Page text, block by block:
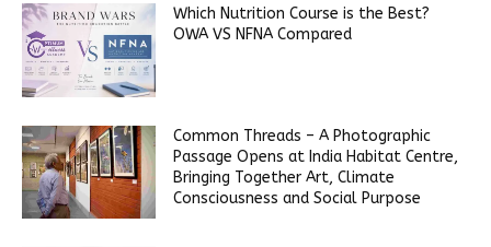
Which Nutrition Course is the Best?
OWA VS NFNA Compared
Common Threads – A Photographic
Passage Opens at India Habitat Centre,
Bringing Together Art, Climate
Consciousness and Social Purpose